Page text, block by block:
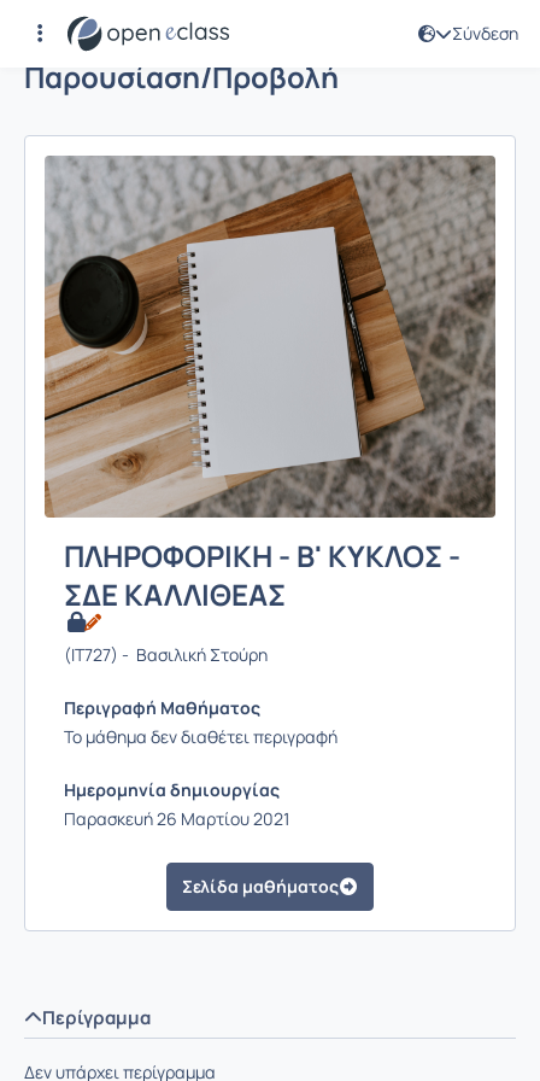
Σύνδεση
Παρουσίαση/Προβολή
ΠΛΗΡΟΦΟΡΙΚΗ - Β' ΚΥΚΛΟΣ -
ΣΔΕ ΚΑΛΛΙΘΕΑΣ
(IT727) - Βασιλική Στούρη
Περιγραφή Μαθήματος
Το μάθημα δεν διαθέτει περιγραφή
Ημερομηνία δημιουργίας
Παρασκευή 26 Μαρτίου 2021
Σελίδα μαθήματος
Περίγραμμα
Δεν υπάρχει περίγραμμα